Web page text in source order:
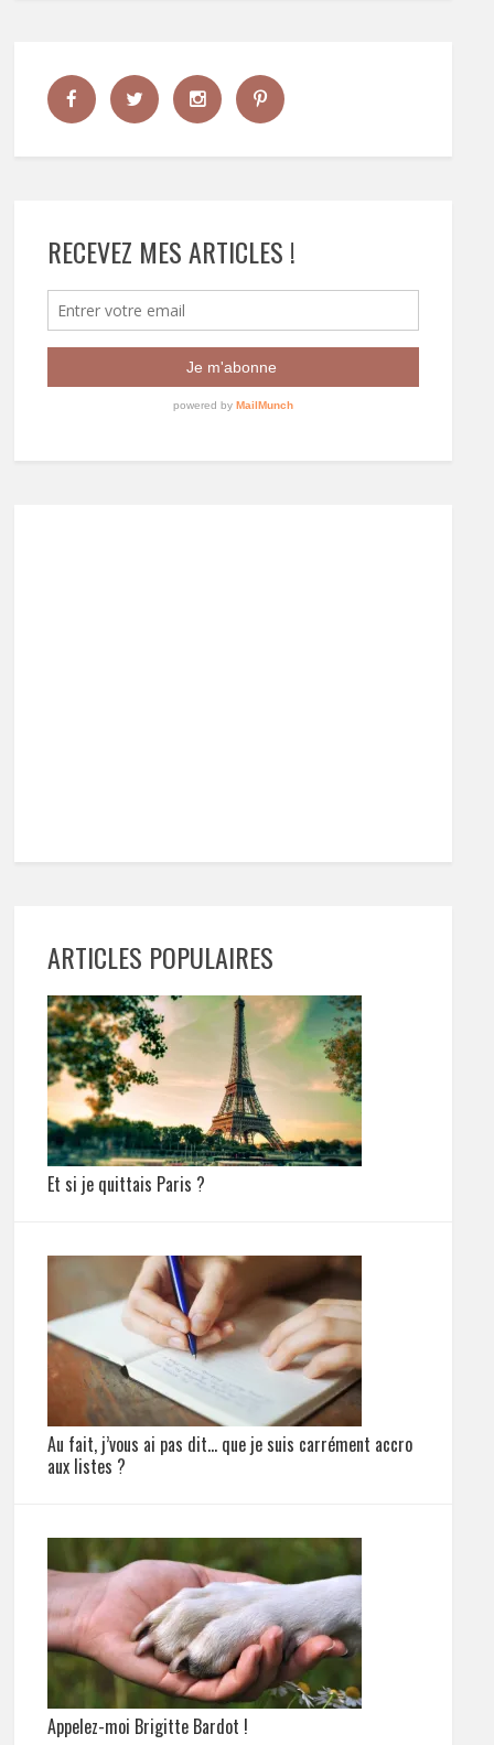
RECEVEZ MES ARTICLES !
ARTICLES POPULAIRES
Et si je quittais Paris ?
Au fait, j’vous ai pas dit… que je suis carrément accro
aux listes ?
Appelez-moi Brigitte Bardot !